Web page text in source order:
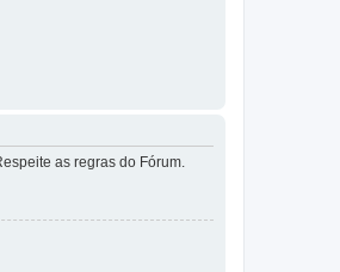
as regras do Fórum.